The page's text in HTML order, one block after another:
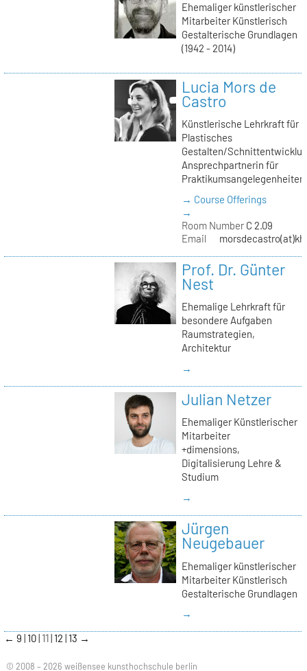
Ehemaliger künstlerischer
Mitarbeiter Künstlerisch
Gestalterische Grundlagen
(1942 - 2014)
Lucia Mors de
Castro
Künstlerische Lehrkraft für
Plastisches
Gestalten/
Ansprechpartnerin für
Praktikumsangelegenheiten
→ Course Offerings
→
Room NumberC 2.09
Email
Prof. Dr. Günter
Nest
Ehemalige Lehrkraft für
besondere Aufgaben
Raumstrategien,
Architektur
→
Julian Netzer
Ehemaliger Künstlerischer
Mitarbeiter
+dimensions,
Digitalisierung Lehre &
Studium
→
Jürgen
Neugebauer
Ehemaliger künstlerischer
Mitarbeiter Künstlerisch
Gestalterische Grundlagen
→
← 9 10 11 12 13 →
© 2008 – 2026 weißensee kunsthochschule berlin